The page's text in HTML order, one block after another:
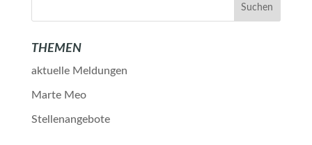
THEMEN
aktuelle Meldungen
Marte Meo
Stellenangebote